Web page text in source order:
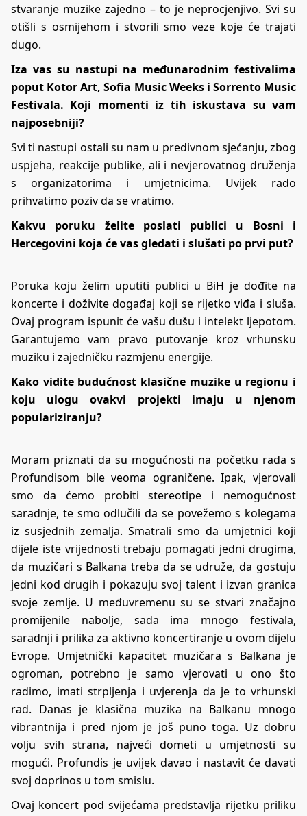
stvaranje muzike zajedno – to je neprocjenjivo. Svi su
otišli s osmijehom i stvorili smo veze koje će trajati
dugo.
Iza vas su nastupi na međunarodnim festivalima
poput Kotor Art, Sofia Music Weeks i Sorrento Music
Festivala. Koji momenti iz tih iskustava su vam
najposebniji?
Svi ti nastupi ostali su nam u predivnom sjećanju, zbog
uspjeha, reakcije publike, ali i nevjerovatnog druženja
s organizatorima i umjetnicima. Uvijek rado
prihvatimo poziv da se vratimo.
Kakvu poruku želite poslati publici u Bosni i
Hercegovini koja će vas gledati i slušati po prvi put?
Poruka koju želim uputiti publici u BiH je dođite na
koncerte i doživite događaj koji se rijetko viđa i sluša.
Ovaj program ispunit će vašu dušu i intelekt ljepotom.
Garantujemo vam pravo putovanje kroz vrhunsku
muziku i zajedničku razmjenu energije.
Kako vidite budućnost klasične muzike u regionu i
koju ulogu ovakvi projekti imaju u njenom
populariziranju?
Moram priznati da su mogućnosti na početku rada s
Profundisom bile veoma ograničene. Ipak, vjerovali
smo da ćemo probiti stereotipe i nemogućnost
saradnje, te smo odlučili da se povežemo s kolegama
iz susjednih zemalja. Smatrali smo da umjetnici koji
dijele iste vrijednosti trebaju pomagati jedni drugima,
da muzičari s Balkana treba da se udruže, da gostuju
jedni kod drugih i pokazuju svoj talent i izvan granica
svoje zemlje. U međuvremenu su se stvari značajno
promijenile nabolje, sada ima mnogo festivala,
saradnji i prilika za aktivno koncertiranje u ovom dijelu
Evrope. Umjetnički kapacitet muzičara s Balkana je
ogroman, potrebno je samo vjerovati u ono što
radimo, imati strpljenja i uvjerenja da je to vrhunski
rad. Danas je klasična muzika na Balkanu mnogo
vibrantnija i pred njom je još puno toga. Uz dobru
volju svih strana, najveći dometi u umjetnosti su
mogući. Profundis je uvijek davao i nastavit će davati
svoj doprinos u tom smislu.
Ovaj koncert pod svijećama predstavlja rijetku priliku